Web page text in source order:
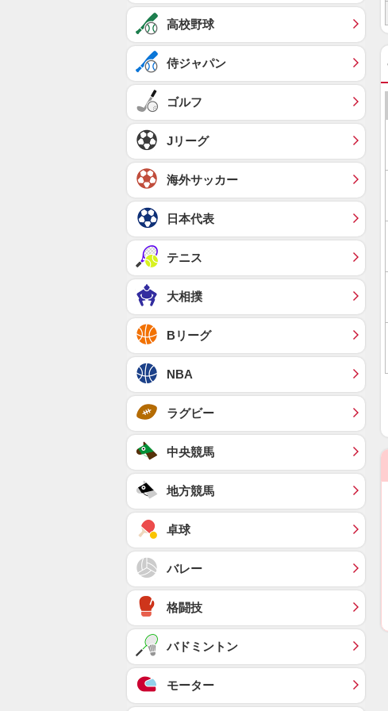
高校野球
侍ジャパン
ゴルフ
Jリーグ
海外サッカー
日本代表
テニス
大相撲
Bリーグ
NBA
ラグビー
中央競馬
地方競馬
卓球
バレー
格闘技
バドミントン
モーター